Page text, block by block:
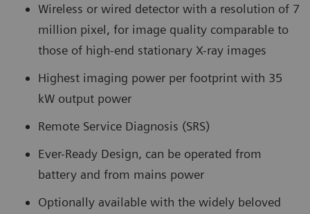
Wireless or wired detector with a resolution of 7
million pixel, for image quality comparable to
those of high-end stationary X-ray images
Highest imaging power per footprint with 35
kW output power
Remote Service Diagnosis (SRS)
Ever-Ready Design, can be operated from
battery and from mains power
Optionally available with the widely beloved